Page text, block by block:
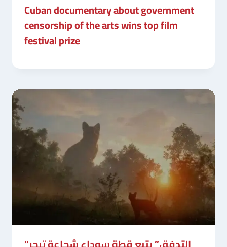
Cuban documentary about government
censorship of the arts wins top film
festival prize